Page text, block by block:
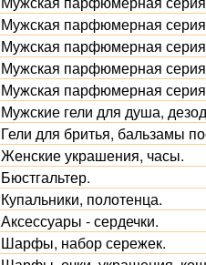
Мужская парфюмерная
Мужская парфюмерная
Мужская парфюмерная
Мужская парфюмерная
Мужские гели для душа,
Гели для бритья, бальзамы
Женские украшения, часы.
Бюстгальтер.
Купальники, полотенца.
Аксессуары - сердечки.
Шарфы, набор сережек.